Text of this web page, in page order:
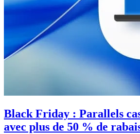
Black Friday : Parallels
avec plus de 50 % de